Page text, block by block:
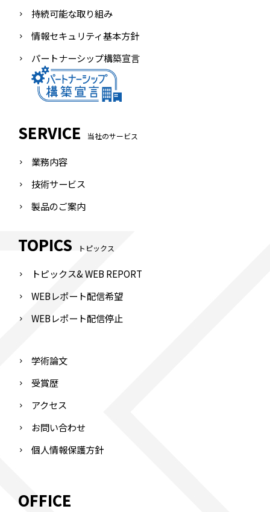
持続可能な取り組み
情報セキュリティ基本方針
パートナーシップ構築宣言
SERVICE 当社のサービス
業務内容
技術サービス
製品のご案内
TOPICS トピックス
トピックス& WEB REPORT
WEBレポート配信希望
WEBレポート配信停止
学術論文
受賞歴
アクセス
お問い合わせ
個人情報保護方針
OFFICE